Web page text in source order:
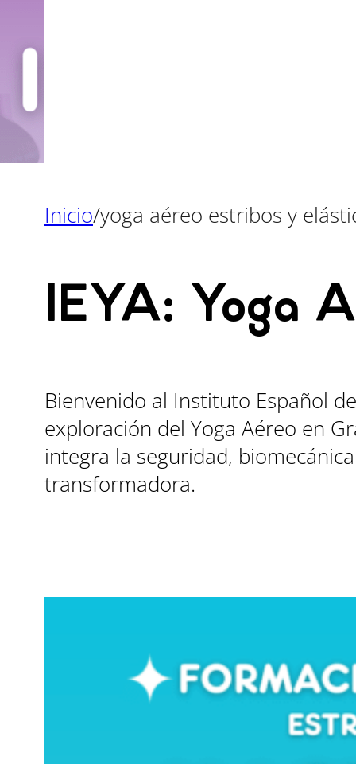
Inicio/yoga aéreo estribos y
IEYA: Yoga
Bienvenido al Instituto Español
exploración del Yoga Aéreo en
integra la seguridad,
transformadora.